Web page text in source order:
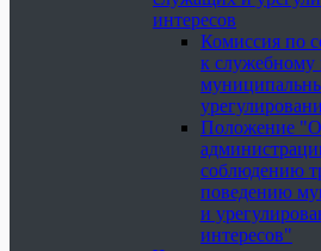
интересов
Комиссия по
к
Положение
соблюдению
поведению
и
интересов"